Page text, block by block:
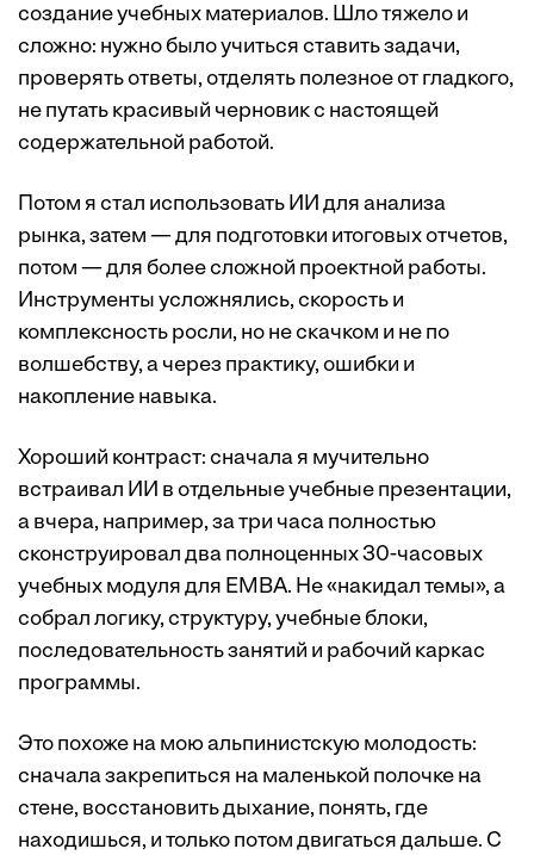
создание учебных материалов. Шло тяжело и
сложно: нужно было учиться ставить задачи,
проверять ответы, отделять полезное от гладкого,
не путать красивый черновик с настоящей
содержательной работой.
Потом я стал использовать ИИ для анализа
рынка, затем — для подготовки итоговых отчетов,
потом — для более сложной проектной работы.
Инструменты усложнялись, скорость и
комплексность росли, но не скачком и не по
волшебству, а через практику, ошибки и
накопление навыка.
Хороший контраст: сначала я мучительно
встраивал ИИ в отдельные учебные презентации,
а вчера, например, за три часа полностью
сконструировал два полноценных 30-часовых
учебных модуля для EMBA. Не «накидал темы», а
собрал логику, структуру, учебные блоки,
последовательность занятий и рабочий каркас
программы.
Это похоже на мою альпинистскую молодость:
сначала закрепиться на маленькой полочке на
стене, восстановить дыхание, понять, где
находишься, и только потом двигаться дальше. С